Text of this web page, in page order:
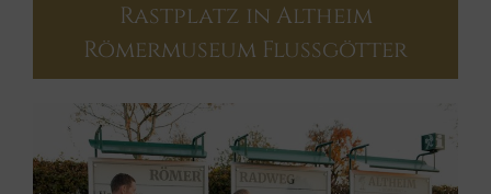
Rastplatz in Altheim
Römermuseum Flussgötter